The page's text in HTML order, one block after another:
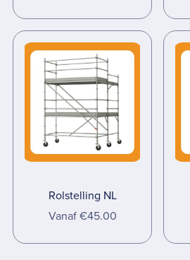
Rolstelling NL
Vanaf €45.00